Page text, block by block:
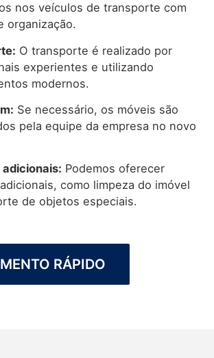
nos veículos de transporte com
organização.
O transporte é realizado por
experientes e utilizando
modernos.
Se necessário, os móveis são
pela equipe da empresa no novo
Podemos oferecer
como limpeza do imóvel
de objetos especiais.
RÁPIDO